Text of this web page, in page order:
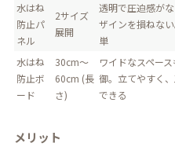
水はね
防止パ
ネル
2サイズ
展開
透明で圧迫感が
ザインを損ねな
単
水はね
防止ボ
ード
30cm〜
60cm (長
さ)
ワイドなスペー
御。立てやすく
できる
メリット